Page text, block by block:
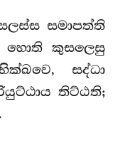
සමාපත්ති
හොති කුසලෙසු
සද්ධා
තිට්ඨති;